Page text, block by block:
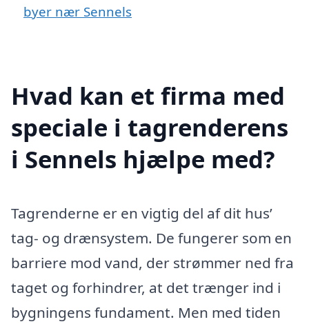
byer nær Sennels
Hvad kan et firma med
speciale i tagrenderens
i Sennels hjælpe med?
Tagrenderne er en vigtig del af dit hus’
tag- og drænsystem. De fungerer som en
barriere mod vand, der strømmer ned fra
taget og forhindrer, at det trænger ind i
bygningens fundament. Men med tiden